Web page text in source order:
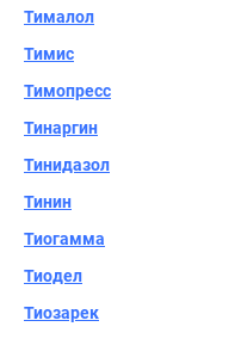
Тималол
Тимис
Тимопресс
Тинаргин
Тинидазол
Тинин
Тиогамма
Тиодел
Тиозарек